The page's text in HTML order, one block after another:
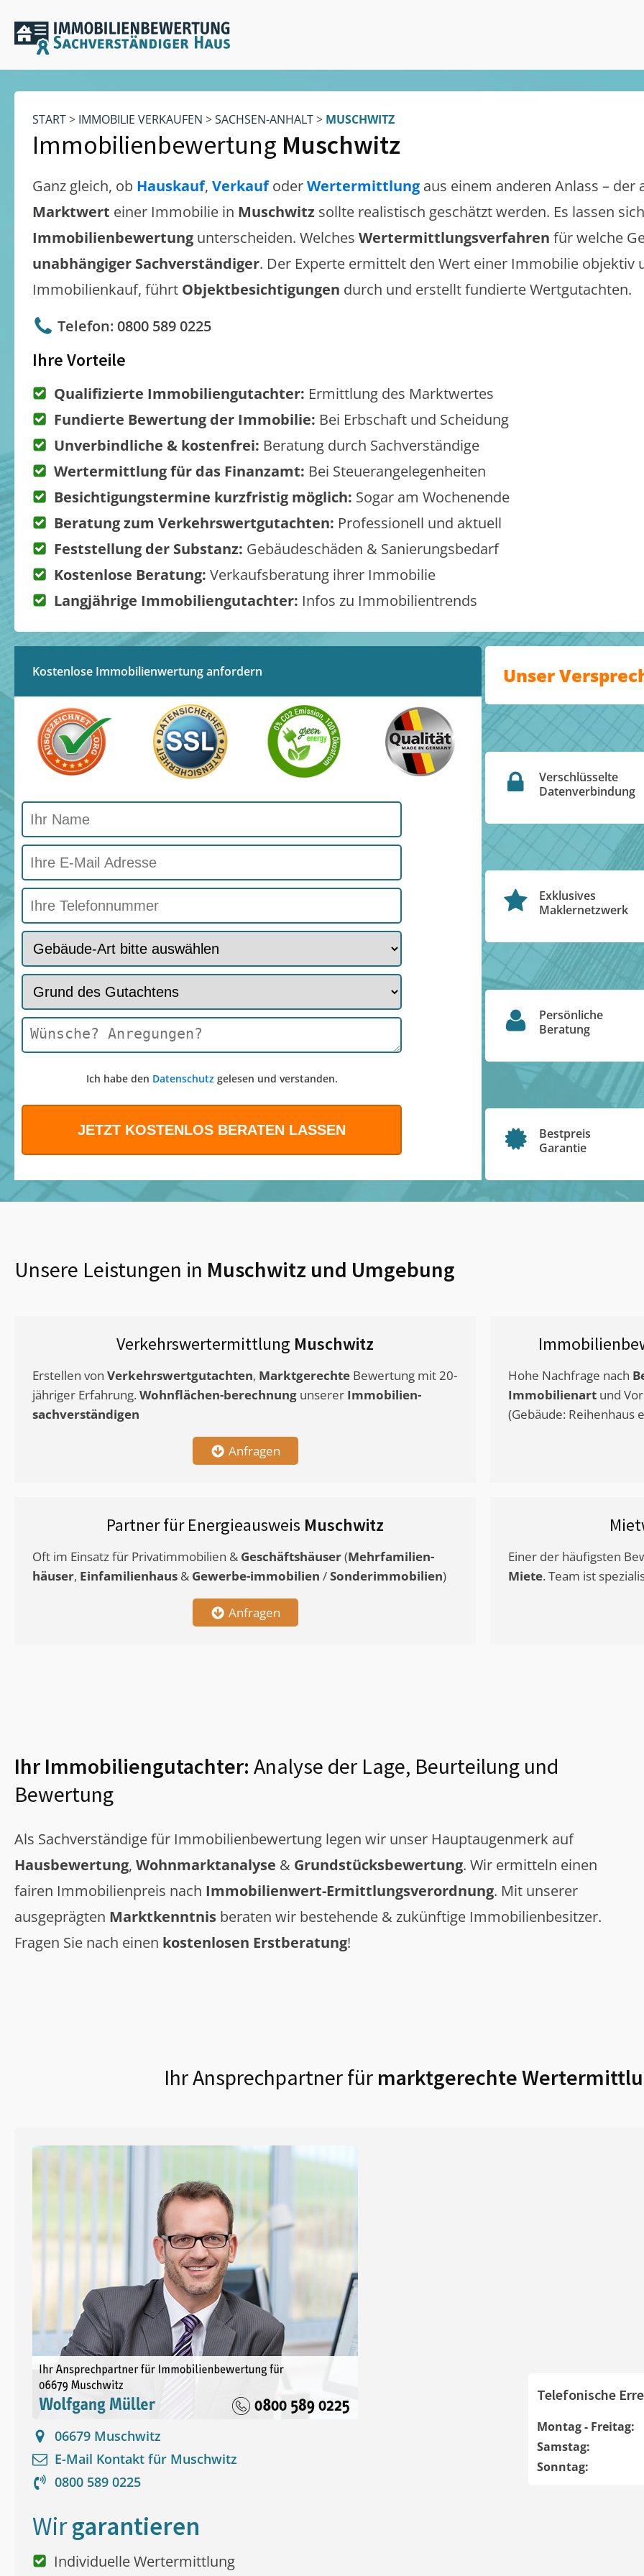
START> IMMOBILIE VERKAUFEN >SACHSEN-ANHALT> MUSCHWITZ
Immobilienbewertung Muschwitz
Ganz gleich, ob Hauskauf, VerkaufoderWertermittlung aus einem anderen Anlass – der
Marktwert einer Immobilie in Muschwitz sollte realistisch geschätzt werden. Es lassen
Immobilienbewertung unterscheiden. Welches Wertermittlungsverfahren für welche
unabhängiger Sachverständiger. Der Experte ermittelt den Wert einer Immobilie objektiv
Immobilienkauf, führt Objektbesichtigungen durch und erstellt fundierte Wertgutachten.
Telefon: 0800 589 0225
Ihre Vorteile
Qualifizierte Immobiliengutachter: Ermittlung des Marktwertes
Fundierte Bewertung der Immobilie: Bei Erbschaft und Scheidung
Unverbindliche & kostenfrei: Beratung durch Sachverständige
Wertermittlung für das Finanzamt: Bei Steuerangelegenheiten
Besichtigungstermine kurzfristig möglich: Sogar am Wochenende
Beratung zum Verkehrswertgutachten: Professionell und aktuell
Feststellung der Substanz: Gebäudeschäden & Sanierungsbedarf
Kostenlose Beratung: Verkaufsberatung ihrer Immobilie
Langjährige Immobiliengutachter: Infos zu Immobilientrends
Kostenlose Immobilienwertung anfordern
Ich habe den Datenschutzgelesen und verstanden.
Unser
Verschlüsselte
Datenverbindung
Exklusives
Maklernetzwerk
Persönliche
Beratung
Bestpreis
Garantie
Unsere Leistungen in Muschwitz und Umgebung
Verkehrswertermittlung Muschwitz
Erstellen von Verkehrswertgutachten, Marktgerechte Bewertung mit 20-
jähriger Erfahrung. Wohnflächen-berechnung unserer Immobilien-
sachverständigen
Anfragen
Hohe Nachfrage nach
Immobilienart und
(Gebäude: Reihenhaus
Partner für Energieausweis Muschwitz
Oft im Einsatz für Privatimmobilien & Geschäftshäuser(Mehrfamilien-
häuser, Einfamilienhaus & Gewerbe-immobilien /Sonderimmobilien)
Anfragen
Einer der häufigsten
Miete. Team ist
Ihr Immobiliengutachter: Analyse der Lage, Beurteilung und
Bewertung
Als Sachverständige für Immobilienbewertung legen wir unser Hauptaugenmerk auf
Hausbewertung, Wohnmarktanalyse & Grundstücksbewertung. Wir ermitteln einen
fairen Immobilienpreis nach Immobilienwert-Ermittlungsverordnung. Mit unserer
ausgeprägten Marktkenntnis beraten wir bestehende & zukünftige Immobilienbesitzer.
Fragen Sie nach einen kostenlosen Erstberatung!
Ihr Ansprechpartner für marktgerechte
06679 Muschwitz
E-Mail Kontakt für Muschwitz
0800 589 0225
Telefonische
Montag - Freitag:
Samstag:
Sonntag:
Wirgarantieren
Individuelle Wertermittlung